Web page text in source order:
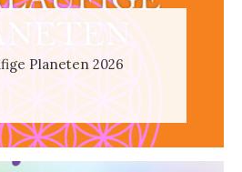
Planeten 2026